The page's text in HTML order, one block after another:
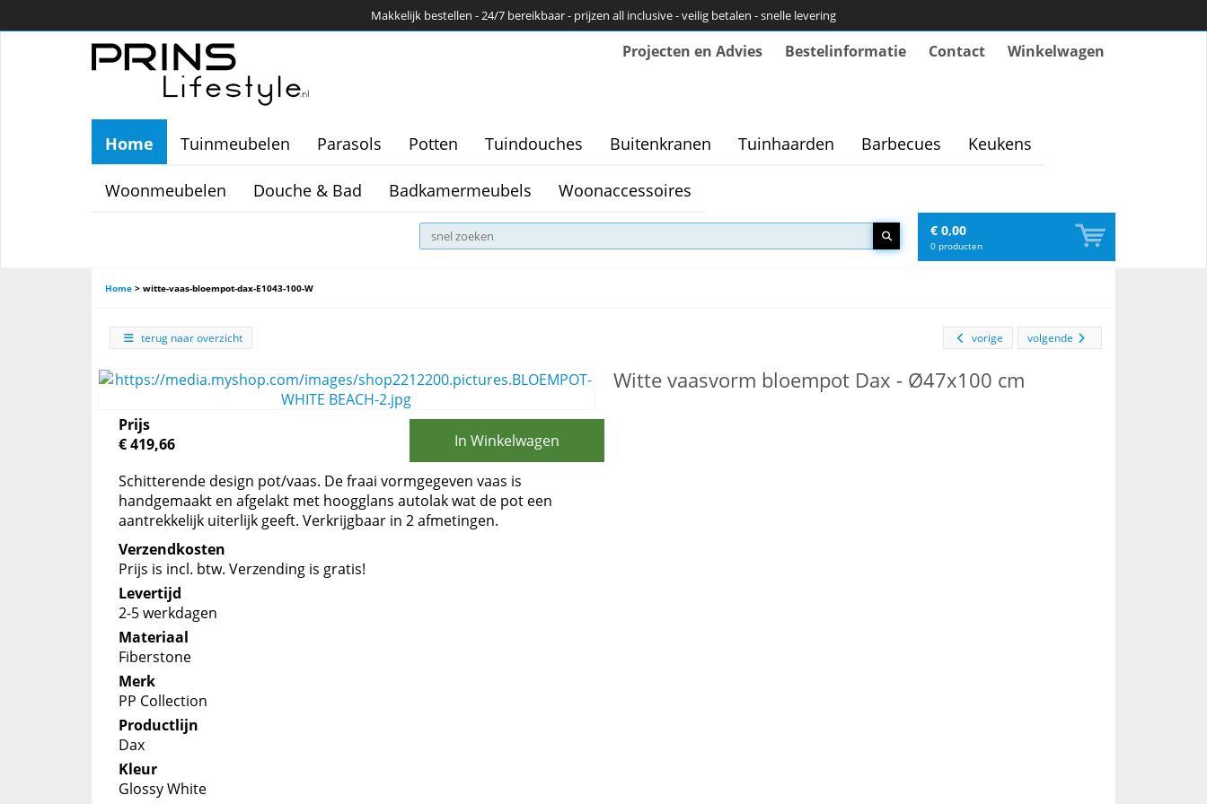
Makkelijk bestellen - 24/7 bereikbaar - prijzen all inclusive - veilig betalen - snelle levering
Projecten en Advies Bestelinformatie Contact Winkelwagen
Home Tuinmeubelen Parasols Potten Tuindouches Buitenkranen Tuinhaarden Barbecues Keukens
Woonmeubelen Douche & Bad Badkamermeubels Woonaccessoires
€ 0,00
0 producten
Home > witte-vaas-bloempot-dax-E1043-100-W
terug naar overzicht volgende
vorige
Witte vaasvorm bloempot Dax - Ø47x100 cm
Prijs
€ 419,66
In Winkelwagen
Schitterende design pot/vaas. De fraai vormgegeven vaas is
handgemaakt en afgelakt met hoogglans autolak wat de pot een
aantrekkelijk uiterlijk geeft. Verkrijgbaar in 2 afmetingen.
Verzendkosten
Prijs is incl. btw. Verzending is gratis!
Levertijd
2-5 werkdagen
Materiaal
Fiberstone
Merk
PP Collection
Productlijn
Dax
Kleur
Glossy White